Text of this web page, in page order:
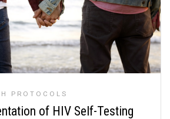
PROTOCOLS
of HIV Self-Testing